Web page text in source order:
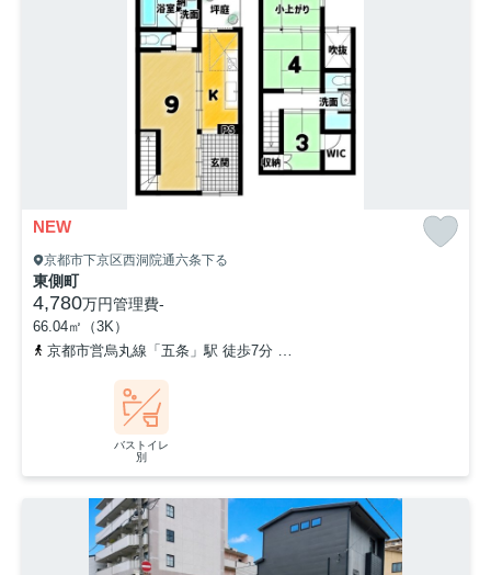
NEW
京都市下京区西洞院通六条下る
東側町
4,780万円管理費-
66.04㎡（3K）
京都市営烏丸線「五条」駅 徒歩7分
バストイレ
別